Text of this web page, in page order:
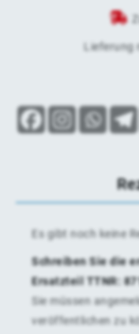
Lieferung
Es gibt noch keine
Schreiben Sie die
Ersatzteil TTNR:
Sie müssen
veröffentlichen zu